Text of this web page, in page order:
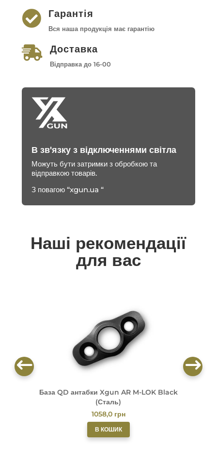
 Гарантія
Вся наша продукція має гарантію
 Доставка
Відправка до 16-00
В зв'язку з відключеннями світла
Можуть бути затримки з обробкою та
відправкою товарів.
З повагою “xgun.ua “
Наші рекомендації
для вас
База QD антабки Xgun AR M-LOK Black
(Сталь)
1058,0 грн
В КОШИК